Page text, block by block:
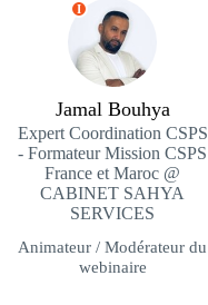
I
Jamal Bouhya
Expert Coordination CSPS
- Formateur Mission CSPS
France et Maroc @
CABINET SAHYA
SERVICES
Animateur / Modérateur du
webinaire